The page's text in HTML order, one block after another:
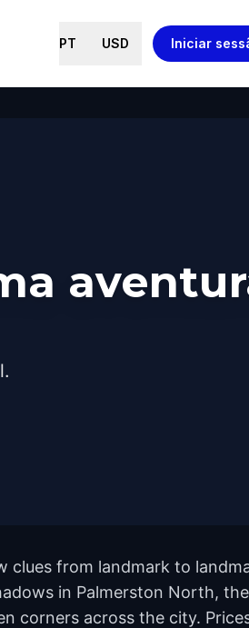
PT USD Iniciar
clues from landmark to
in Palmerston North, the
corners across the city.